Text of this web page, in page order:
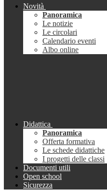
Novità
Panoramica
Le notizie
Le circolari
Calendario eventi
Albo online
Didattica
Panoramica
Offerta formativa
Le schede didattiche
I progetti delle classi
Documenti utili
Open school
Sicurezza